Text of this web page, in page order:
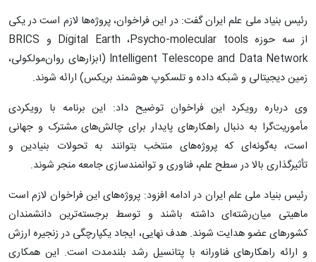
رئیس بنیاد ملی علم ایران گفت: در این فراخوان، پروژه‌ها لازم است در یکی
از سه حوزه Digital Earth ،Psycho-molecular tools و BRICS
Intelligent Telescope and Data Network (ابزارهای روان‌مولکولی،
زمین دیجیتالی و شبکه داده و تلسکوپ هوشمند بریکس) ارائه شوند.
وی درباره رویکرد این فراخوان توضیح داد: این برنامه با رویکردی
مأموریت‌گرا به دنبال راهکارهای پایدار برای چالش‌های مشترک و جهانی
است، به‌گونه‌ای که پروژه‌های منتخب بتوانند به تحولات بنیادین و
تأثیرگذاری بالا در سطح علم، فناوری و توانمندسازی جامعه منجر شوند.
رئیس بنیاد ملی علم ایران در ادامه افزود: پروژه‌های این فراخوان لازم است
ماهیتی میان‌رشته‌ای داشته باشند و توسط برجسته‌ترین دانشمندان
کشورهای عضو هدایت شوند. هدف نهایی، ایجاد یکپارچگی در زنجیره ارزش
و ارائه راهکارهای فناورانه با پتانسیل رشد بلندمدت است. این همکاری